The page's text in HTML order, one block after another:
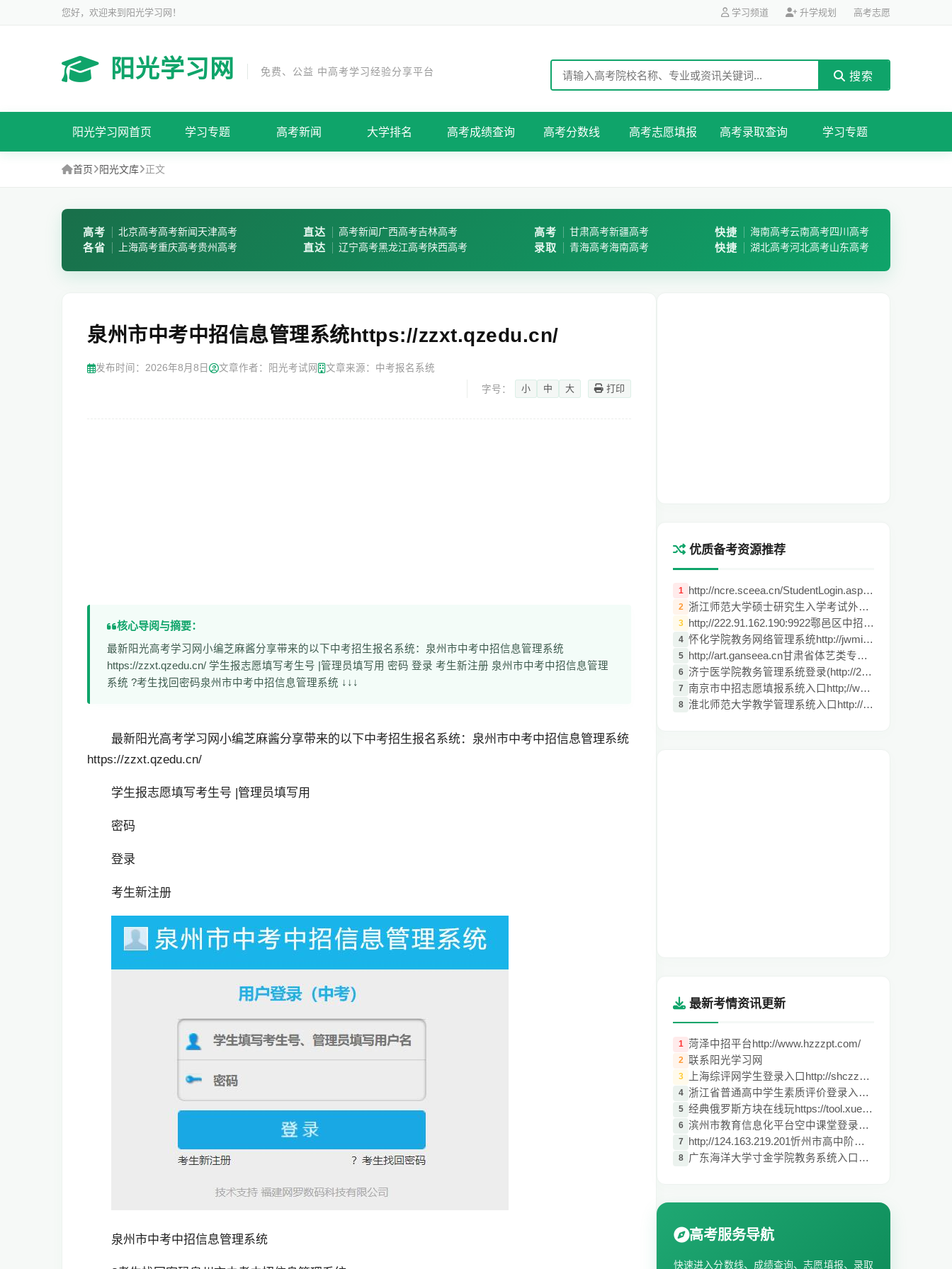
您好，欢迎来到阳光学习网！ 学习频道 升学规划 高考志愿
阳光学习网 免费、公益 中高考学习经验分享平台 搜索
阳光学习网首页 学习专题 高考新闻 大学排名 高考成绩查询 高考分数线 高考志愿填报 高考录取查询 学习专题
首页 阳光文库 正文
高考 北京高考高考新闻天津高考
各省 上海高考重庆高考贵州高考
直达 高考新闻广西高考吉林高考
直达 辽宁高考黑龙江高考陕西高考
高考 甘肃高考新疆高考
录取 青海高考海南高考
快捷 海南高考云南高考四川高考
快捷 湖北高考河北高考山东高考
泉州市中考中招信息管理系统https://zzxt.qzedu.cn/
发布时间： 2026年8月8日 文章作者：阳光考试网
文章来源：中考报名系统
字号：
小 中 大 打印
核心导阅与摘要：
最新阳光高考学习网小编芝麻酱分享带来的以下中考招生报名系统：泉州市中考中招信息管理系统
https://zzxt.qzedu.cn/ 学生报志愿填写考生号 |管理员填写用 密码 登录 考生新注册 泉州市中考中招信息管理
系统 ?考生找回密码泉州市中考中招信息管理系统 ↓↓↓
最新阳光高考学习网小编芝麻酱分享带来的以下中考招生报名系统： 泉州市中考中招信息管理系统
https://zzxt.qzedu.cn/
学生报志愿填写考生号 |管理员填写用
密码
登录
考生新注册
泉州市中考中招信息管理系统
优质备考资源推荐
1 http://ncre.sceea.cn/StudentLogin.aspx计
2 浙江师范大学硕士研究生入学考试外国文学史
3 http;//222.91.162.190:9922鄠邑区中招管理
4 怀化学院教务网络管理系统http://jwmis.hht
5 http;//art.ganseea.cn甘肃省体艺类专业招
6 济宁医学院教务管理系统登录(http://210.44
7 南京市中招志愿填报系统入口http;//www.nje
8 淮北师范大学教学管理系统入口http://210.4
最新考情资讯更新
1 菏泽中招平台http://www.hzzzpt.com/
2 联系阳光学习网
3 上海综评网学生登录入口http://shczzp.edu.
4 浙江省普通高中学生素质评价登录入口pjglpt
5 经典俄罗斯方块在线玩https://tool.xuecan.
6 滨州市教育信息化平台空中课堂登录入口kk.e
7 http;//124.163.219.201忻州市高中阶段教育
8 广东海洋大学寸金学院教务系统入口http;//5
高考服务导航
快速进入分数线、成绩查询、志愿填报、录取